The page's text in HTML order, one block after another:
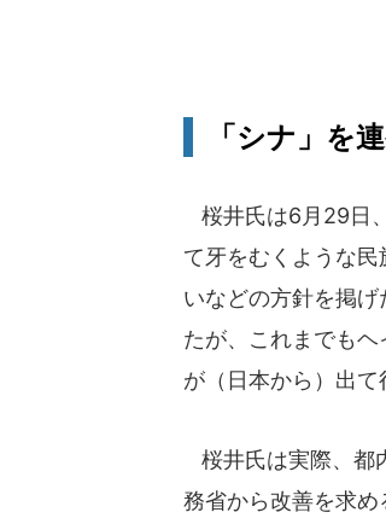
「シナ」を
桜井氏は6月29日
て牙をむくような
いなどの方針を掲
たが、これまでも
が（日本から）出て
桜井氏は実際、都
務省から改善を求め